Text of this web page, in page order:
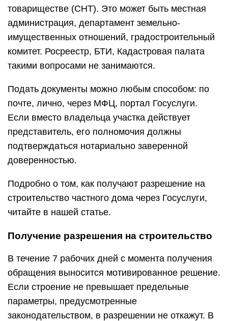
товариществе (СНТ). Это может быть местная
администрация, департамент земельно-
имущественных отношений, градостроительный
комитет. Росреестр, БТИ, Кадастровая палата
такими вопросами не занимаются.
Подать документы можно любым способом: по
почте, лично, через МФЦ, портал Госуслуги.
Если вместо владельца участка действует
представитель, его полномочия должны
подтверждаться нотариально заверенной
доверенностью.
Подробно о том, как получают разрешение на
строительство частного дома через Госуслуги,
читайте в нашей статье.
Получение разрешения на строительство
В течение 7 рабочих дней с момента получения
обращения выносится мотивированное решение.
Если строение не превышает предельные
параметры, предусмотренные
законодательством, в разрешении не откажут. В